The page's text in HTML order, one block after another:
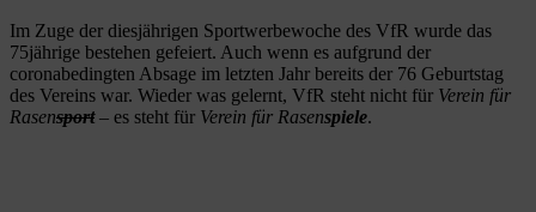
Im Zuge der diesjährigen Sportwerbewoche des VfR wurde das
75jährige bestehen gefeiert. Auch wenn es aufgrund der
coronabedingten Absage im letzten Jahr bereits der 76 Geburtstag
des Vereins war. Wieder was gelernt, VfR steht nicht für Verein für
Rasensport– es steht für Verein für Rasenspiele.